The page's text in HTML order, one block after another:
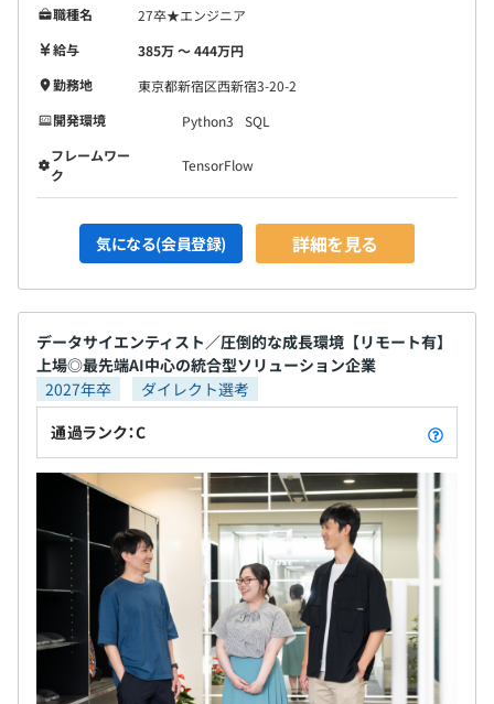
職種名
27卒★エンジニア
給与
385万 〜 444万円
勤務地
東京都新宿区西新宿3-20-2
開発環境
Python3
SQL
フレームワー
ク
TensorFlow
気になる(会員登録) 詳細を見る
データサイエンティスト／圧倒的な成長環境【リモート有】
上場◎最先端AI中心の統合型ソリューション企業
2027年卒
ダイレクト選考
通過ランク：C